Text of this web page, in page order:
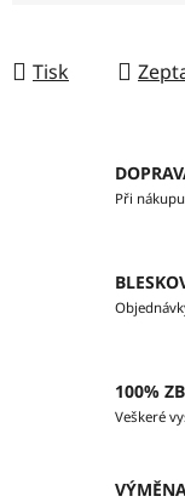
Tisk
Při
100%
Veškeré